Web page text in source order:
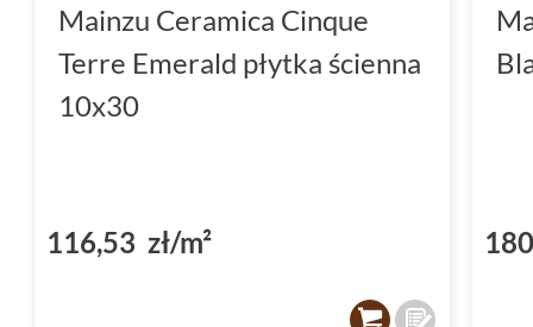
Mainzu Ceramica Cinque
Terre Emerald płytka ścienna
10x30
116,53 zł/m²